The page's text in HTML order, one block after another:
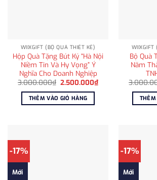
WIIXGIFT (BỘ QUÀ THIẾT KẾ)
Hộp Quà Tặng Bút Ký “Hà Nội
Niềm Tin Và Hy Vọng” Ý
Nghĩa Cho Doanh Nghiệp
3.000.000₫ Giá
là:
3.000.000₫.
2.500.000₫Giá
hiện
2.500.000₫.
THÊM VÀO GIỎ HÀNG
WIIXGIFT
Bộ Quà
Năm
THÊM
-17%
Mới
-17%
Mới